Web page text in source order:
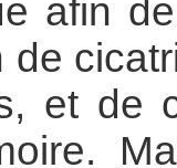
afin
de
et de